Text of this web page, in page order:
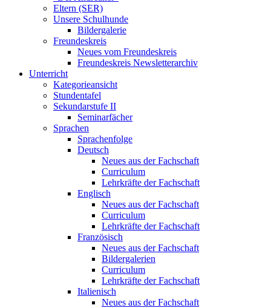
Eltern (SER)
Unsere Schulhunde
Bildergalerie
Freundeskreis
Neues vom Freundeskreis
Freundeskreis Newsletterarchiv
Unterricht
Kategorieansicht
Stundentafel
Sekundarstufe II
Seminarfächer
Sprachen
Sprachenfolge
Deutsch
Neues aus der Fachschaft
Curriculum
Lehrkräfte der Fachschaft
Englisch
Neues aus der Fachschaft
Curriculum
Lehrkräfte der Fachschaft
Französisch
Neues aus der Fachschaft
Bildergalerien
Curriculum
Lehrkräfte der Fachschaft
Italienisch
Neues aus der Fachschaft